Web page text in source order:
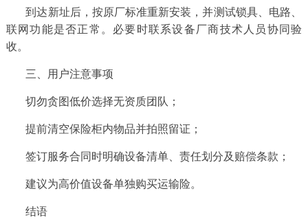
到达新址后，按原厂标准重新安装，并测试锁具、电路、
联网功能是否正常。必要时联系设备厂商技术人员协同验
收。
三、用户注意事项
切勿贪图低价选择无资质团队；
提前清空保险柜内物品并拍照留证；
签订服务合同时明确设备清单、责任划分及赔偿条款；
建议为高价值设备单独购买运输险。
结语